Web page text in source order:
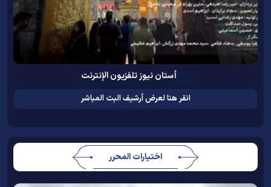
أستان نيوز تلفزيون الإنترنت
انقر هنا لعرض أرشيف البث المباشر
اختيارات المحرر